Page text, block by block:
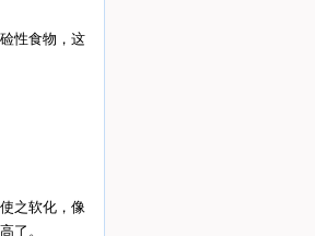
性食物，这
之软化，像
了。